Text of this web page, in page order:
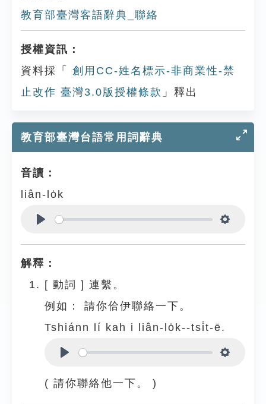
教育部臺灣客語辭典_聯絡
授權資訊：
資料採「
創用CC-姓名標示-非商業性-禁
止改作 臺灣3.0版授權條款 」釋出
教育部臺灣台語常用詞辭典
音讀：
liân-lo̍k
解釋：
[ 動詞 ] 連繫。
例如：
請你佮伊聯絡一下。
Tshiánn lí kah i liân-lo̍k--tsi̍t-ē.
( 請你聯絡他一下。 )